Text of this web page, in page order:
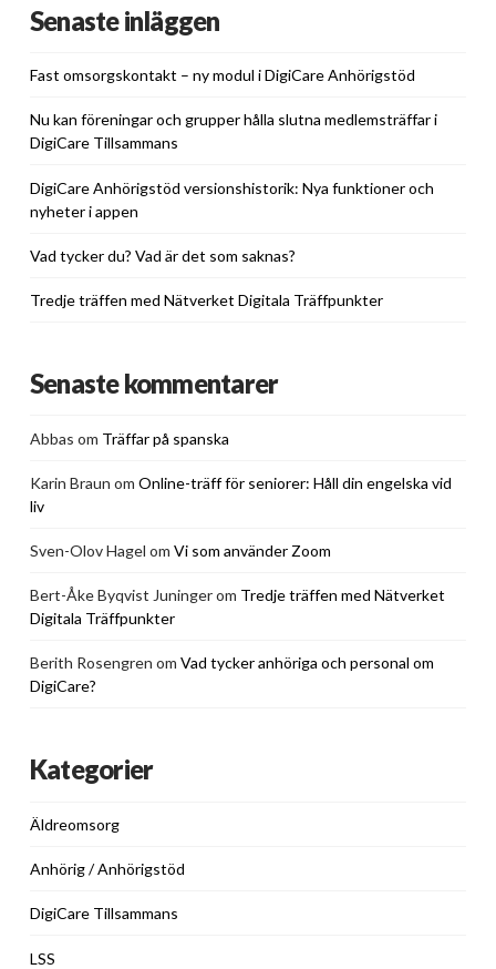
Senaste inläggen
Fast omsorgskontakt – ny modul i DigiCare Anhörigstöd
Nu kan föreningar och grupper hålla slutna medlemsträffar i
DigiCare Tillsammans
DigiCare Anhörigstöd versionshistorik: Nya funktioner och
nyheter i appen
Vad tycker du? Vad är det som saknas?
Tredje träffen med Nätverket Digitala Träffpunkter
Senaste kommentarer
Abbas om Träffar på spanska
Karin Braun om Online-träff för seniorer: Håll din engelska vid
liv
Sven-Olov Hagel om Vi som använder Zoom
Bert-Åke Byqvist Juningerom Tredje träffen med Nätverket
Digitala Träffpunkter
Berith Rosengren om Vad tycker anhöriga och personal om
DigiCare?
Kategorier
Äldreomsorg
Anhörig / Anhörigstöd
DigiCare Tillsammans
LSS